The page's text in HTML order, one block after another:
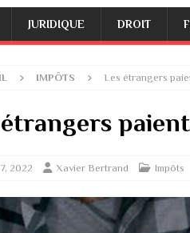
JURIDIQUE DROIT
IMPÔTS Les étrangers
2022 Xavier Bertrand Impôts